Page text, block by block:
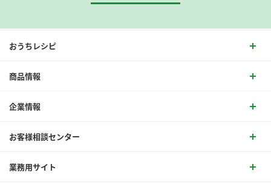
おうちレシピ
商品情報
企業情報
お客様相談センター
業務用サイト